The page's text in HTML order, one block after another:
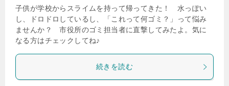
子供が学校からスライムを持って帰ってきた！ 水っぽい
し、ドロドロしているし、「これって何ゴミ？」って悩み
ませんか？ 市役所のゴミ担当者に直撃してみたよ。気に
なる方はチェックしてね♪
続きを読む